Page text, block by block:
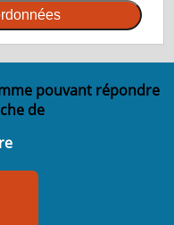
pouvant répondre
de